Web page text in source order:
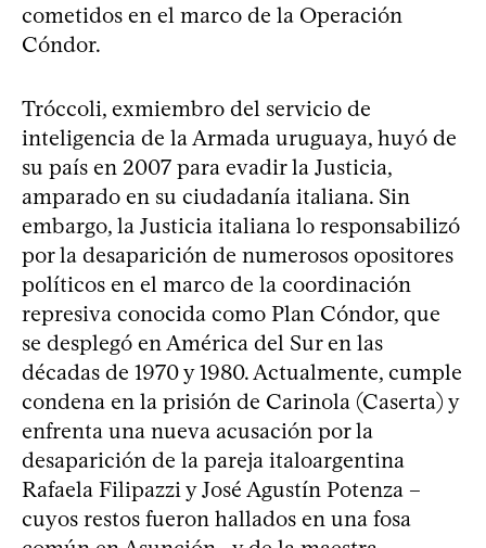
cometidos en el marco de la Operación
Cóndor.
Tróccoli, exmiembro del servicio de
inteligencia de la Armada uruguaya, huyó de
su país en 2007 para evadir la Justicia,
amparado en su ciudadanía italiana. Sin
embargo, la Justicia italiana lo responsabilizó
por la desaparición de numerosos opositores
políticos en el marco de la coordinación
represiva conocida como Plan Cóndor, que
se desplegó en América del Sur en las
décadas de 1970 y 1980. Actualmente, cumple
condena en la prisión de Carinola (Caserta) y
enfrenta una nueva acusación por la
desaparición de la pareja italoargentina
Rafaela Filipazzi y José Agustín Potenza –
cuyos restos fueron hallados en una fosa